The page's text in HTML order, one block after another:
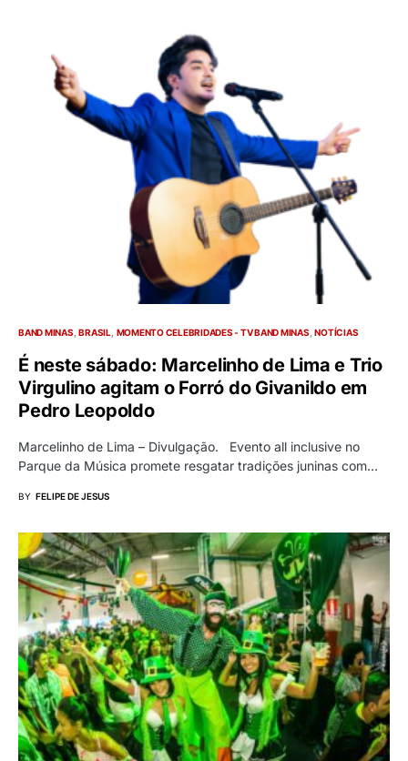
BAND MINAS BRASIL MOMENTO CELEBRIDADES - TV BAND MINAS NOTÍCIAS
É neste sábado: Marcelinho de Lima e Trio
Virgulino agitam o Forró do Givanildo em
Pedro Leopoldo
Marcelinho de Lima – Divulgação. Evento all inclusive no
Parque da Música promete resgatar tradições juninas com…
BY FELIPE DE JESUS